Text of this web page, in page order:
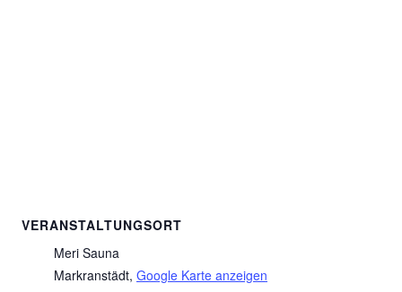
VERANSTALTUNGSORT
Meri Sauna
Markranstädt, Google Karte anzeigen